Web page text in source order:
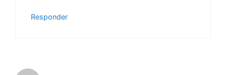
Responder